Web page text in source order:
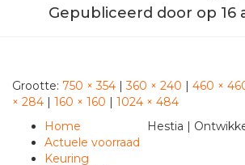
Gepubliceerd door op 16
Grootte: 750 × 354 | 360 × 240 | 460 ×
× 284 | 160 × 160 | 1024 × 484
Home
Actuele voorraad
Keuring
Hestia |